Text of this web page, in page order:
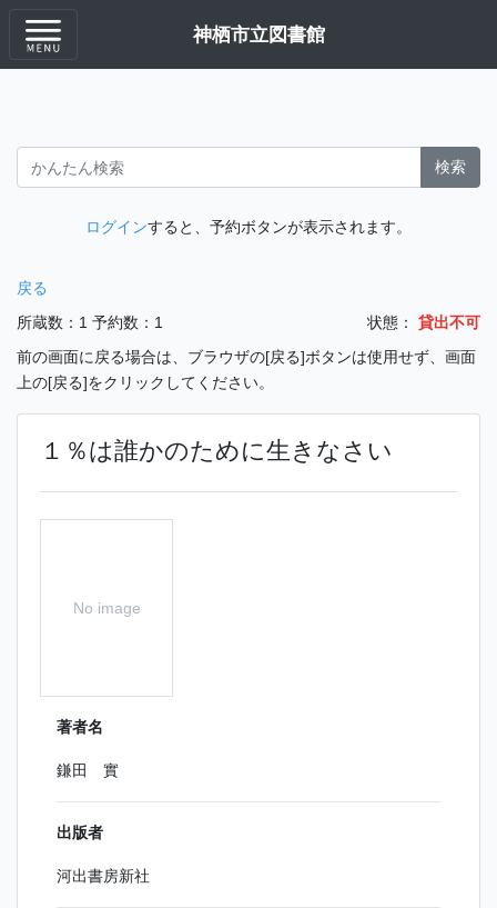
神栖市立図書館
検索
ログインすると、予約ボタンが表示されます。
戻る
所蔵数：1 予約数：1 状態：
貸出不可
前の画面に戻る場合は、ブラウザの[戻る]ボタンは使用せず、画面
上の[戻る]をクリックしてください。
１％は誰かのために生きなさい
No image
著者名
鎌田 實
出版者
河出書房新社